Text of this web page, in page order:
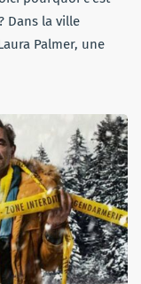
Dans la ville
Palmer, une